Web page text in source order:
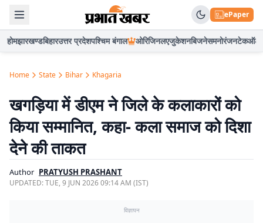
ePaper
होमझारखण्डबिहारउत्तर प्रदेशपश्चिम बंगाल ओरिजिनलएजुकेशनबिजनेसमनोरंजनटेकऑटो
Home State Bihar Khagaria
खगड़िया में डीएम ने जिले के कलाकारों को
किया सम्मानित, कहा- कला समाज को दिशा
देने की ताकत
Author PRATYUSH PRASHANT
UPDATED:TUE, 9 JUN 2026 09:14 AM (IST)
विज्ञापन